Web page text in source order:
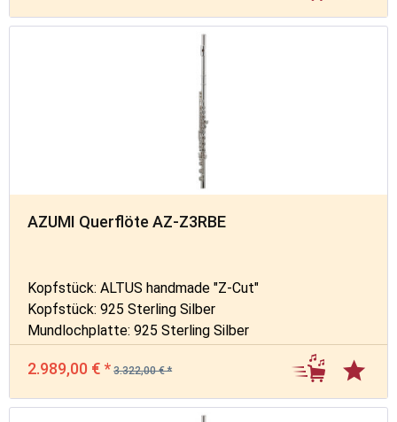
AZUMI Querflöte AZ-Z3RBE
Kopfstück: ALTUS handmade "Z-Cut"
Kopfstück: 925 Sterling Silber
Mundlochplatte: 925 Sterling Silber
2.989,00 € * 3.322,00 € *